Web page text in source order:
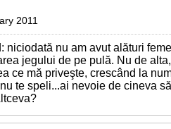
2011
niciodată nu am avut alături
jegului de pe pulă. Nu de
ce mă priveşte, crescând la
te speli...ai nevoie de cineva